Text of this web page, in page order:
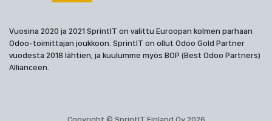
Vuosina 2020 ja 2021 SprintIT on valittu Euroopan kolmen parhaan
Odoo-toimittajan joukkoon. SprintIT on ollut Odoo Gold Partner
vuodesta 2018 lähtien, ja kuulumme myös BOP (Best Odoo Partners)
Allianceen.
Copyright © SprintIT Finland Oy 2026